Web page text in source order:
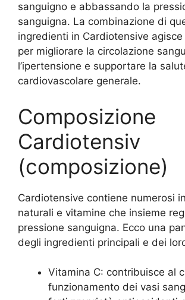
sanguigno e abbassando la
sanguigna. La combinazione di
ingredienti in Cardiotensive agisce
per migliorare la circolazione
l’ipertensione e supportare la
cardiovascolare generale.
Composizione
Cardiotensiv
(composizione)
Cardiotensive contiene numerosi
naturali e vitamine che insieme
pressione sanguigna. Ecco una
degli ingredienti principali e dei
Vitamina C: contribuisce al
funzionamento dei vasi